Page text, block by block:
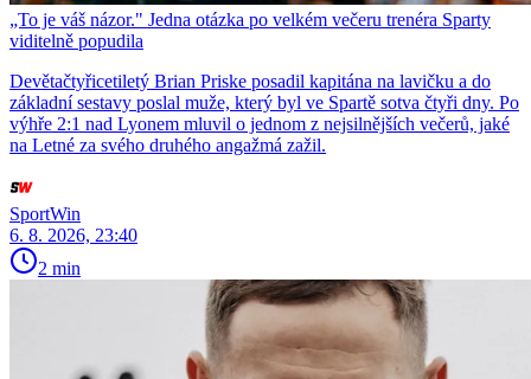
„To je váš názor." Jedna otázka po velkém večeru trenéra Sparty
viditelně popudila
Devětačtyřicetiletý Brian Priske posadil kapitána na lavičku a do
základní sestavy poslal muže, který byl ve Spartě sotva čtyři dny. Po
výhře 2:1 nad Lyonem mluvil o jednom z nejsilnějších večerů, jaké
na Letné za svého druhého angažmá zažil.
SportWin
6. 8. 2026, 23:40
2 min